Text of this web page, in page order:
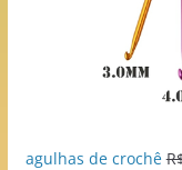
agulhas de crochê